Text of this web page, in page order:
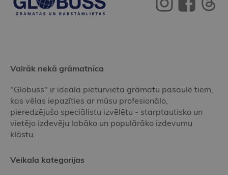
Vairāk nekā grāmatnīca
"Globuss" ir ideāla pieturvieta grāmatu pasaulē tiem,
kas vēlas iepazīties ar mūsu profesionālo,
pieredzējušo speciālistu izvēlētu - starptautisko un
vietējo izdevēju labāko un populārāko izdevumu
klāstu.
Veikala kategorijas